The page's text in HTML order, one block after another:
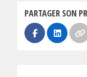
PARTAGER SON